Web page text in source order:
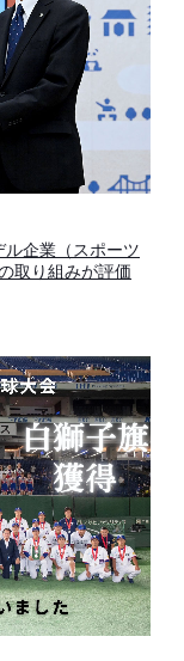
ル企業（スポーツ
取り組みが評価